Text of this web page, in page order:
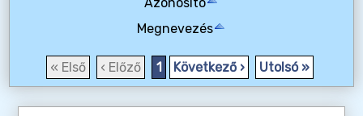
Megnevezés
« Első ‹ Előző 1 Következő › Utolsó »